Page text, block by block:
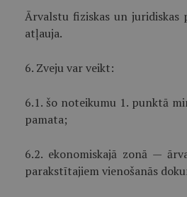
Ārvalstu fiziskas un juridiskas
atļauja.
6. Zveju var veikt:
6.1. šo noteikumu 1. punktā
pamata;
6.2. ekonomiskajā zonā —
parakstītajiem vienošanās